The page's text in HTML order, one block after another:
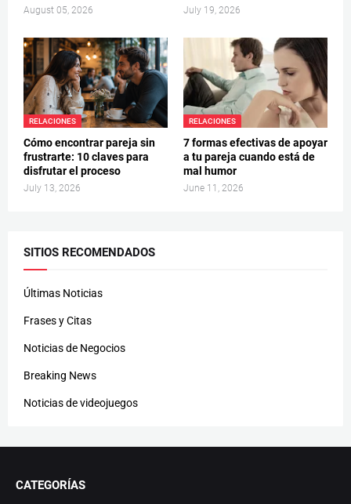
August 05, 2026 July 19, 2026
RELACIONES
Cómo encontrar pareja sin
frustrarte: 10 claves para
disfrutar el proceso
July 13, 2026
RELACIONES
7 formas efectivas de apoyar
a tu pareja cuando está de
mal humor
June 11, 2026
SITIOS RECOMENDADOS
Últimas Noticias
Frases y Citas
Noticias de Negocios
Breaking News
Noticias de videojuegos
CATEGORÍAS